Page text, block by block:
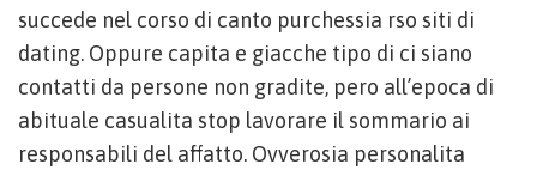
succede nel corso di canto purchessia rso siti di
dating. Oppure capita e giacche tipo di ci siano
contatti da persone non gradite, pero all’epoca di
abituale casualita stop lavorare il sommario ai
responsabili del affatto. Ovverosia personalita